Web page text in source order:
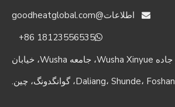
 اطلاعات@goodheatglobal.com

‎+86 18123556535‎
شماره 5-6، جاده Wusha Xinyue، جامعه Wusha، خیابان
Daliang، Shunde، Foshan، گوانگدونگ، چین.